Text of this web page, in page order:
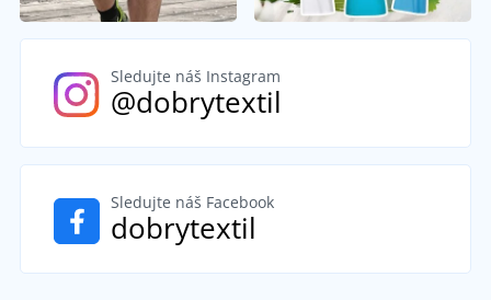
Sledujte náš Instagram
@dobrytextil
Sledujte náš Facebook
dobrytextil